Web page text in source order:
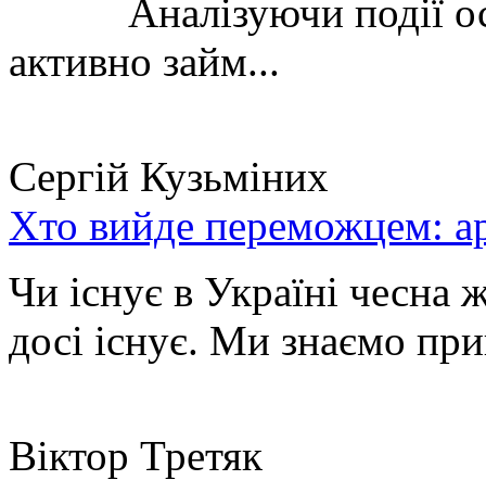
Аналізуючи події
активно займ...
Сергій Кузьміних
Хто вийде переможцем:
Чи існує в Україні чесна
досі існує. Ми знаємо
Віктор Третяк